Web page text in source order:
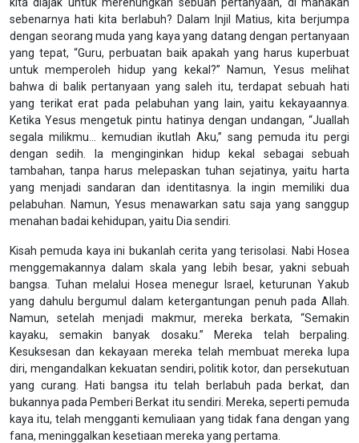
sebenarnya hati kita berlabuh? Dalam Injil Matius, kita berjumpa
dengan seorang muda yang kaya yang datang dengan pertanyaan
yang tepat, “Guru, perbuatan baik apakah yang harus kuperbuat
untuk memperoleh hidup yang kekal?” Namun, Yesus melihat
bahwa di balik pertanyaan yang saleh itu, terdapat sebuah hati
yang terikat erat pada pelabuhan yang lain, yaitu kekayaannya.
Ketika Yesus mengetuk pintu hatinya dengan undangan, “Juallah
segala milikmu… kemudian ikutlah Aku,” sang pemuda itu pergi
dengan sedih. Ia menginginkan hidup kekal sebagai sebuah
tambahan, tanpa harus melepaskan tuhan sejatinya, yaitu harta
yang menjadi sandaran dan identitasnya. Ia ingin memiliki dua
pelabuhan. Namun, Yesus menawarkan satu saja yang sanggup
menahan badai kehidupan, yaitu Dia sendiri.
Kisah pemuda kaya ini bukanlah cerita yang terisolasi. Nabi Hosea
menggemakannya dalam skala yang lebih besar, yakni sebuah
bangsa. Tuhan melalui Hosea menegur Israel, keturunan Yakub
yang dahulu bergumul dalam ketergantungan penuh pada Allah.
Namun, setelah menjadi makmur, mereka berkata, “Semakin
kayaku, semakin banyak dosaku.” Mereka telah berpaling.
Kesuksesan dan kekayaan mereka telah membuat mereka lupa
diri, mengandalkan kekuatan sendiri, politik kotor, dan persekutuan
yang curang. Hati bangsa itu telah berlabuh pada berkat, dan
bukannya pada Pemberi Berkat itu sendiri. Mereka, seperti pemuda
kaya itu, telah mengganti kemuliaan yang tidak fana dengan yang
fana, meninggalkan kesetiaan mereka yang pertama.